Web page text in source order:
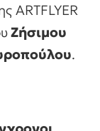
ARTFLYER
Ζήσιμου
.